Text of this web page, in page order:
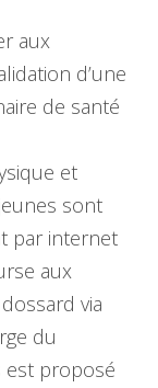
aux
d’une
de santé
et
sont
par internet
aux
via
du
est proposé